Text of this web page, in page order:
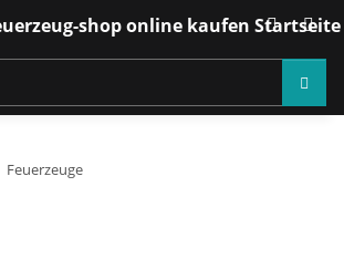
Feuerzeuge